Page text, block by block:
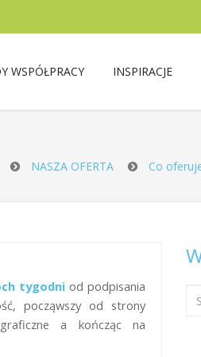
WSPÓŁPRACY INSPIRACJE
NASZA OFERTA Co
tygodniod podpisania
począwszy od strony
a kończąc na